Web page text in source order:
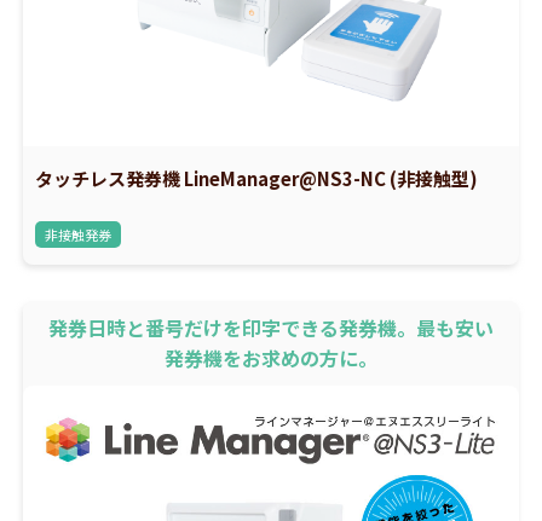
タッチレス発券機 LineManager@NS3-NC (非接触型)
非接触発券
発券日時と番号だけを印字できる発券機。最も安い
発券機をお求めの方に。